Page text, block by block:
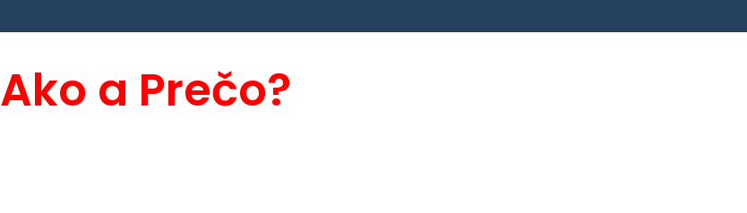
Ako a Prečo?